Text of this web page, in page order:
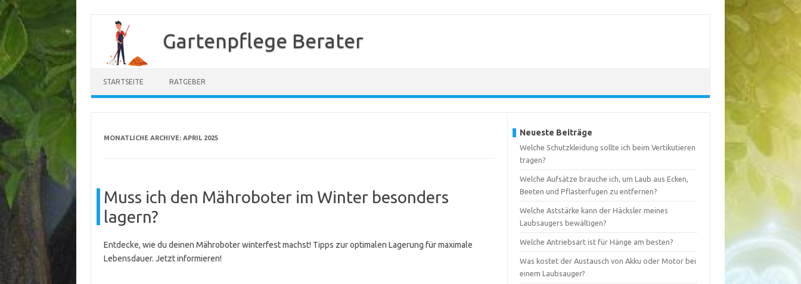
springen
Gartenpflege Berater
STARTSEITE RATGEBER
MONATLICHE ARCHIVE: APRIL 2025
Muss ich den Mähroboter im Winter besonders
lagern?
Entdecke, wie du deinen Mähroboter winterfest machst! Tipps zur optimalen Lagerung für maximale
Lebensdauer. Jetzt informieren!
Neueste Beiträge
Welche Schutzkleidung sollte ich beim Vertikutieren
tragen?
Welche Aufsätze brauche ich, um Laub aus Ecken,
Beeten und Pflasterfugen zu entfernen?
Welche Aststärke kann der Häcksler meines
Laubsaugers bewältigen?
Welche Antriebsart ist für Hänge am besten?
Was kostet der Austausch von Akku oder Motor bei
einem Laubsauger?